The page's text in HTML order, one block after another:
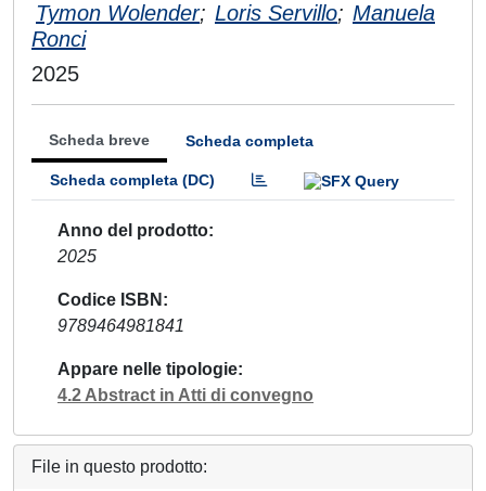
Tymon Wolender; Loris Servillo; Manuela
Ronci
2025
Scheda breve Scheda completa
Scheda completa (DC)
Anno del prodotto
2025
Codice ISBN
9789464981841
Appare nelle tipologie
4.2 Abstract in Atti di convegno
File in questo prodotto: